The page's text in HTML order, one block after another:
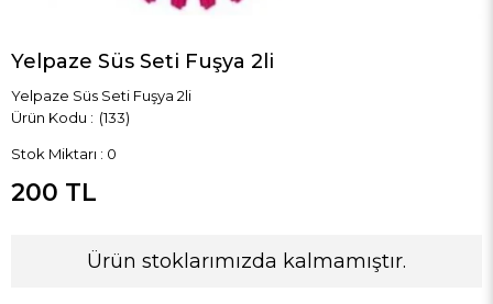
Yelpaze Süs Seti Fuşya 2li
Yelpaze Süs Seti Fuşya 2li
(133)
Stok Miktarı : 0
200 TL
Ürün stoklarımızda kalmamıştır.